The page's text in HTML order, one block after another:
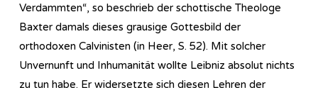
Verdammten“, so beschrieb der schottische Theologe
Baxter damals dieses grausige Gottesbild der
orthodoxen Calvinisten (in Heer, S. 52). Mit solcher
Unvernunft und Inhumanität wollte Leibniz absolut nichts
zu tun habe. Er widersetzte sich diesen Lehren der